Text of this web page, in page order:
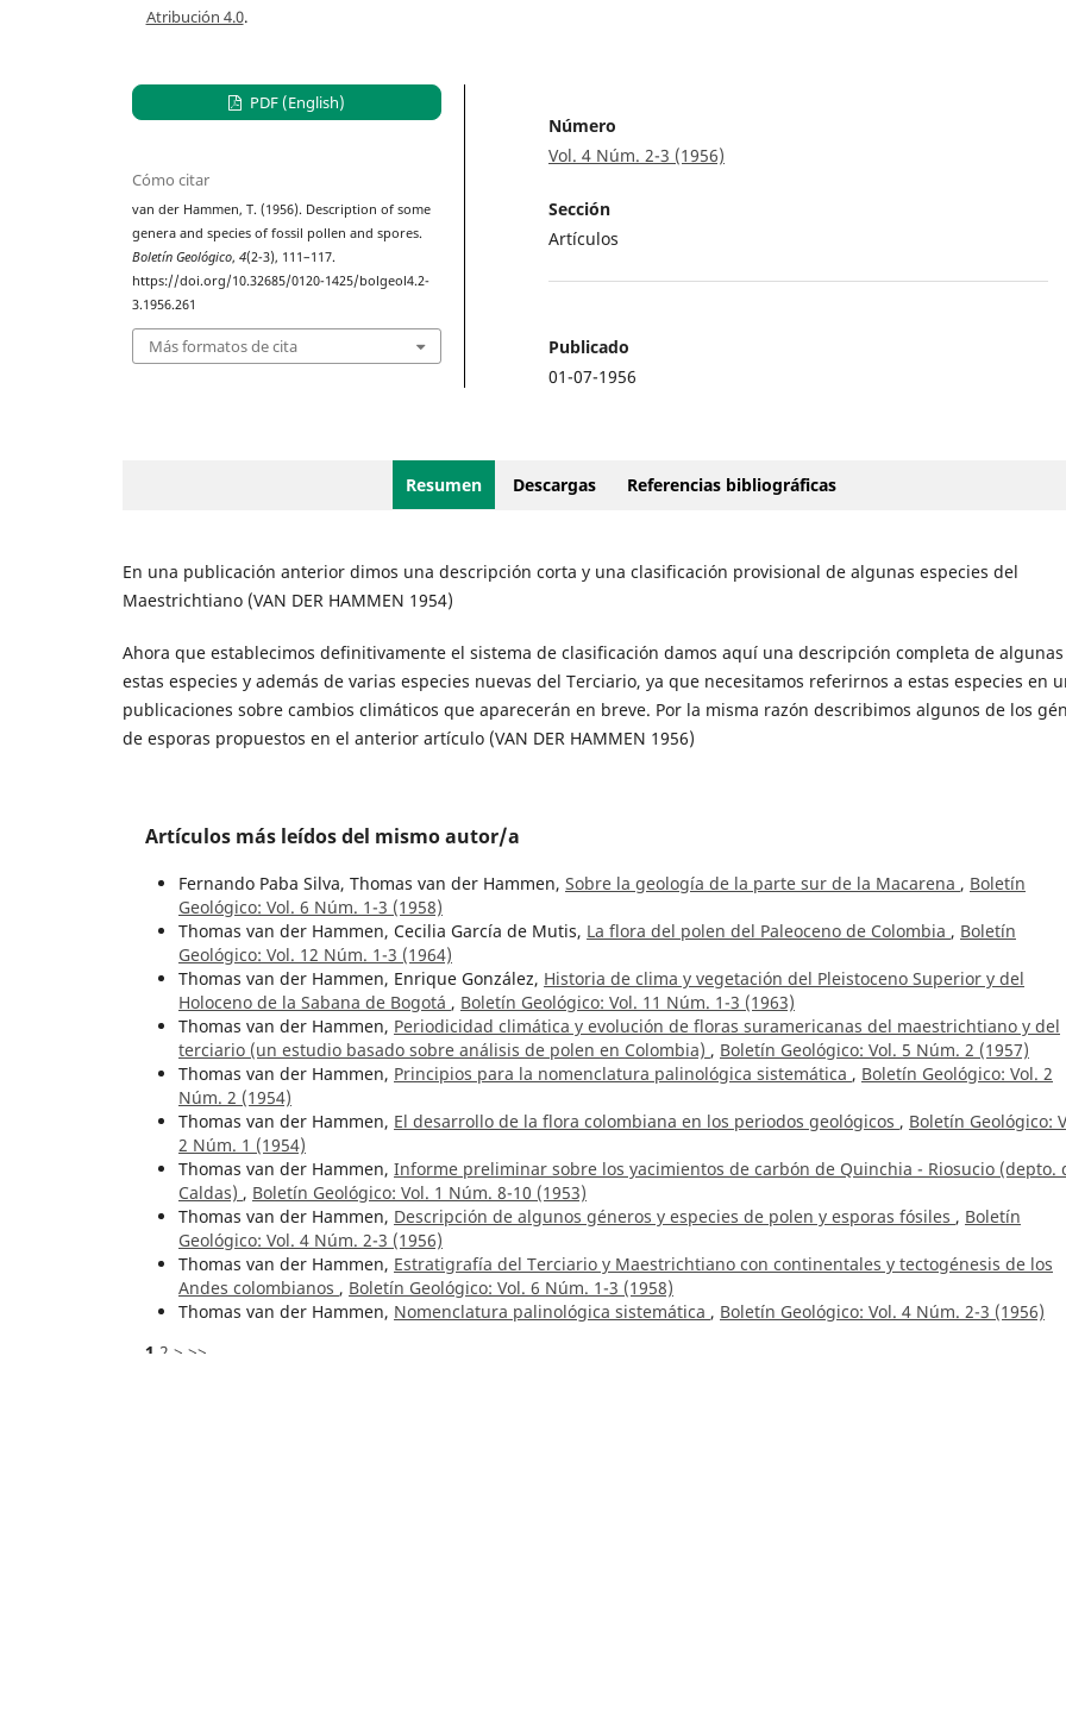
Atribución 4.0.
PDF (English)
Cómo citar
van der Hammen, T. (1956). Description of some
genera and species of fossil pollen and spores.
Boletín Geológico,4(2-3), 111–117.
https://doi.org/10.32685/0120-1425/bolgeol4.2-
3.1956.261
Más formatos de cita
Número
Vol. 4 Núm. 2-3 (1956)
Sección
Artículos
Publicado
01-07-1956
Resumen Descargas Referencias bibliográficas
En una publicación anterior dimos una descripción corta y una clasificación provisional de algunas especies del
Maestrichtiano (VAN DER HAMMEN 1954)
Ahora que establecimos definitivamente el sistema de clasificación damos aquí una descripción completa de
estas especies y además de varias especies nuevas del Terciario, ya que necesitamos referirnos a estas especies en
publicaciones sobre cambios climáticos que aparecerán en breve. Por la misma razón describimos algunos de los
de esporas propuestos en el anterior artículo (VAN DER HAMMEN 1956)
Artículos más leídos del mismo autor/a
Fernando Paba Silva, Thomas van der Hammen, Sobre la geología de la parte sur de la Macarena , Boletín
Geológico: Vol. 6 Núm. 1-3 (1958)
Thomas van der Hammen, Cecilia García de Mutis, La flora del polen del Paleoceno de Colombia , Boletín
Geológico: Vol. 12 Núm. 1-3 (1964)
Thomas van der Hammen, Enrique González, Historia de clima y vegetación del Pleistoceno Superior y del
Holoceno de la Sabana de Bogotá , Boletín Geológico: Vol. 11 Núm. 1-3 (1963)
Thomas van der Hammen, Periodicidad climática y evolución de floras suramericanas del maestrichtiano y del
terciario (un estudio basado sobre análisis de polen en Colombia) , Boletín Geológico: Vol. 5 Núm. 2 (1957)
Thomas van der Hammen, Principios para la nomenclatura palinológica sistemática , Boletín Geológico: Vol. 2
Núm. 2 (1954)
Thomas van der Hammen, El desarrollo de la flora colombiana en los periodos geológicos , Boletín Geológico:
2 Núm. 1 (1954)
Thomas van der Hammen, Informe preliminar sobre los yacimientos de carbón de Quinchia - Riosucio (depto.
Caldas) , Boletín Geológico: Vol. 1 Núm. 8-10 (1953)
Thomas van der Hammen, Descripción de algunos géneros y especies de polen y esporas fósiles , Boletín
Geológico: Vol. 4 Núm. 2-3 (1956)
Thomas van der Hammen, Estratigrafía del Terciario y Maestrichtiano con continentales y tectogénesis de los
Andes colombianos , Boletín Geológico: Vol. 6 Núm. 1-3 (1958)
Thomas van der Hammen, Nomenclatura palinológica sistemática , Boletín Geológico: Vol. 4 Núm. 2-3 (1956)
1 2 > >>